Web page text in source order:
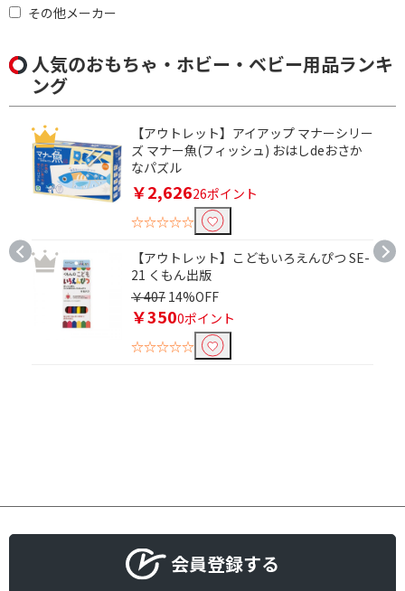
その他メーカー
人気のおもちゃ・ホビー・ベビー用品ランキ
ング
【アウトレット】アイアップ マナーシリー
ズ マナー魚(フィッシュ) おはしdeおさか
なパズル
￥2,62626ポイント
☆☆☆☆☆
【アウトレット】こどもいろえんぴつ SE-
21 くもん出版
￥407 14%OFF
￥3500ポイント
☆☆☆☆☆
会員登録する